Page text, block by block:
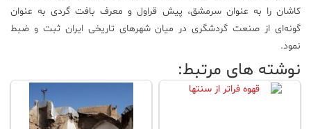
کاشان را به عنوان سرمشق، پیش قراول و معرف بافت گردی به عنوان
گونه‌ای از صنعت گردشگری در میان شهرهای تاریخی ایران ثبت و ضبط
نمود.
نوشته های مرتبط: